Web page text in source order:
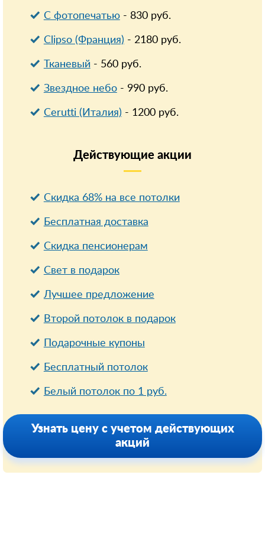
С фотопечатью- 830руб.
Clipso (Франция) - 2180руб.
Тканевый- 560руб.
Звездное небо- 990руб.
Cerutti (Италия) - 1200руб.
Действующие акции
Скидка 68% на все потолки
Бесплатная доставка
Cкидка пенсионерам
Свет в подарок
Лучшее предложение
Второй потолок в подарок
Подарочные купоны
Бесплатный потолок
Белый потолок по 1 руб.
Узнать цену с учетом действующих
акций